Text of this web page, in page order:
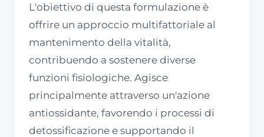
L'obiettivo di questa formulazione è
offrire un approccio multifattoriale al
mantenimento della vitalità,
contribuendo a sostenere diverse
funzioni fisiologiche. Agisce
principalmente attraverso un'azione
antiossidante, favorendo i processi di
detossificazione e supportando il